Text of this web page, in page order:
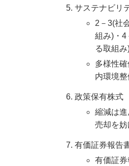
サステナビリ
2－3(社
組み)・4
る取組
多様性
内環境整
政策保有株式
縮減は
売却を
有価証券報告
有価証